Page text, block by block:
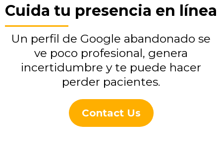
Cuida tu presencia en línea
Un perfil de Google abandonado se
ve poco profesional, genera
incertidumbre y te puede hacer
perder pacientes.
Contact Us